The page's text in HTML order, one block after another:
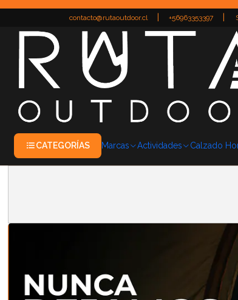
contacto@rutaoutdoor.cl
+56963353397
CATEGORÍAS Marcas Actividades Calzado